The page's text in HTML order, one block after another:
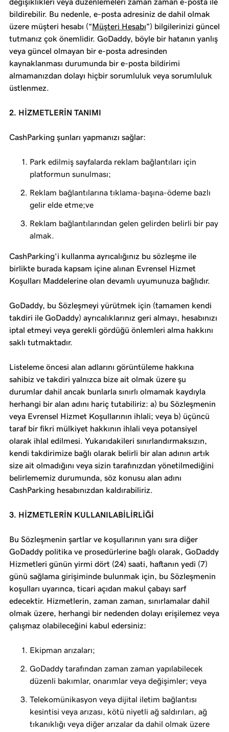
bildirebilir. Bu nedenle, e-posta adresiniz de dahil olmak
üzere müşteri hesabı (“Müşteri Hesabı”) bilgilerinizi güncel
tutmanız çok önemlidir. GoDaddy, böyle bir hatanın yanlış
veya güncel olmayan bir e-posta adresinden
kaynaklanması durumunda bir e-posta bildirimi
almamanızdan dolayı hiçbir sorumluluk veya sorumluluk
üstlenmez.
2. HİZMETLERİN TANIMI
CashParking şunları yapmanızı sağlar:
Park edilmiş sayfalarda reklam bağlantıları için
platformun sunulması;
Reklam bağlantılarına tıklama-başına-ödeme bazlı
gelir elde etme;ve
Reklam bağlantılarından gelen gelirden belirli bir pay
almak.
CashParking'i kullanma ayrıcalığınız bu sözleşme ile
birlikte burada kapsam içine alınan Evrensel Hizmet
Koşulları Maddelerine olan devamlı uyumunuza bağlıdır.
GoDaddy, bu Sözleşmeyi yürütmek için (tamamen kendi
takdiri ile GoDaddy) ayrıcalıklarınız geri almayı, hesabınızı
iptal etmeyi veya gerekli gördüğü önlemleri alma hakkını
saklı tutmaktadır.
Listeleme öncesi alan adlarını görüntüleme hakkına
sahibiz ve takdiri yalnızca bize ait olmak üzere şu
durumlar dahil ancak bunlarla sınırlı olmamak kaydıyla
herhangi bir alan adını hariç tutabiliriz: a) bu Sözleşmenin
veya Evrensel Hizmet Koşullarının ihlali; veya b) üçüncü
taraf bir fikri mülkiyet hakkının ihlali veya potansiyel
olarak ihlal edilmesi. Yukarıdakileri sınırlandırmaksızın,
kendi takdirimize bağlı olarak belirli bir alan adının artık
size ait olmadığını veya sizin tarafınızdan yönetilmediğini
belirlememiz durumunda, söz konusu alan adını
CashParking hesabınızdan kaldırabiliriz.
3. HİZMETLERİN KULLANILABİLİRLİĞİ
Bu Sözleşmenin şartlar ve koşullarının yanı sıra diğer
GoDaddy politika ve prosedürlerine bağlı olarak, GoDaddy
Hizmetleri günün yirmi dört (24) saati, haftanın yedi (7)
günü sağlama girişiminde bulunmak için, bu Sözleşmenin
koşulları uyarınca, ticari açıdan makul çabayı sarf
edecektir. Hizmetlerin, zaman zaman, sınırlamalar dahil
olmak üzere, herhangi bir nedenden dolayı erişilemez veya
çalışmaz olabileceğini kabul edersiniz:
Ekipman arızaları;
GoDaddy tarafından zaman zaman yapılabilecek
düzenli bakımlar, onarımlar veya değişimler; veya
Telekomünikasyon veya dijital iletim bağlantısı
kesintisi veya arızası, kötü niyetli ağ saldırıları, ağ
tıkanıklığı veya diğer arızalar da dahil olmak üzere